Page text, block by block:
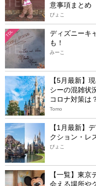
意事項まとめ
ぴょこ
TDL
ディズニーキ
も！
みーこ
【5月最新】
シーの混雑状
コロナ対策は
Tomo
【1月最新】
クション・レ
ぴょこ
【一覧】東京
会える場所や